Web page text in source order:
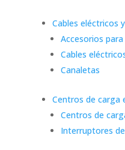
Cables eléctricos
Accesorios
Cables
Canaletas
Centros de carga
Centros de
Interruptores